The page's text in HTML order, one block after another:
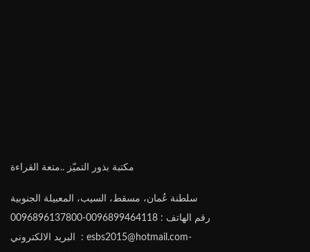
مكتبة بذور التميّز ..متعة القراءة
سلطنة عُمان، مسقط، السيب، المعبيلة الجنوبية
رقم الهاتف : 0096899464118-0096896137800
البريد الالكتروني : esbs2015@hotmail.com-